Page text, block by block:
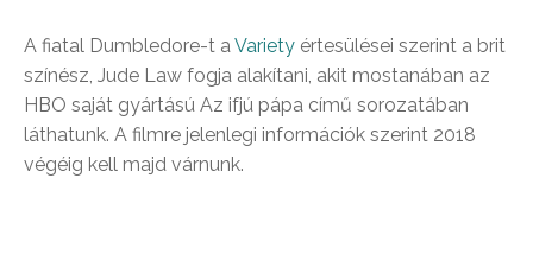
A fiatal Dumbledore-t aVariety értesülései szerint a brit
színész, Jude Law fogja alakítani, akit mostanában az
HBO saját gyártású Az ifjú pápa című sorozatában
láthatunk. A filmre jelenlegi információk szerint 2018
végéig kell majd várnunk.